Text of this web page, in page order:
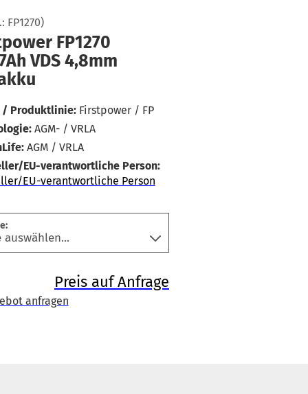
erstellen
vergessen?
FP1270)
FP1270
VDS 4,8mm
/ Produktlinie: Firstpower / FP
AGM- / VRLA
AGM / VRLA
EU-verantwortliche Person:
EU-verantwortliche Person
Preis auf Anfrage
anfragen